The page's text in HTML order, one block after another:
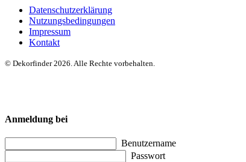
Datenschutzerklärung
Nutzungsbedingungen
Impressum
Kontakt
© Dekorfinder 2026. Alle Rechte vorbehalten.
Anmeldung bei
Benutzername
Passwort